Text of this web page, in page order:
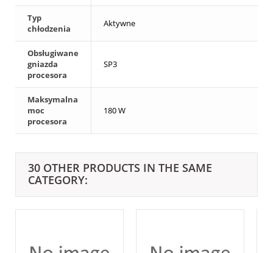
Typ
chłodzenia
Aktywne
Obsługiwane
gniazda
procesora
SP3
Maksymalna
moc
procesora
180 W
30 OTHER PRODUCTS IN THE SAME
CATEGORY: